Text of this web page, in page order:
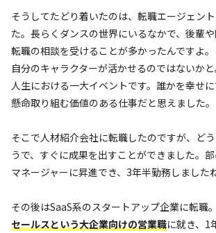
そうしてたどり着いたのは、転職エージェン
た。長らくダンスの世界にいるなかで、後輩
転職の相談を受けることが多かったんですよ。
自分のキャラクターが活かせるのではないか
人生における一大イベントです。誰かを幸せ
懸命取り組む価値のある仕事だと思えました。
そこで人材紹介会社に転職したのですが、ど
うで、すぐに成果を出すことができました。
マネージャーに昇進でき、3年半勤務しましたね
その後はSaaS系のスタートアップ企業に転職。
セールスという大企業向けの営業職に就き、1